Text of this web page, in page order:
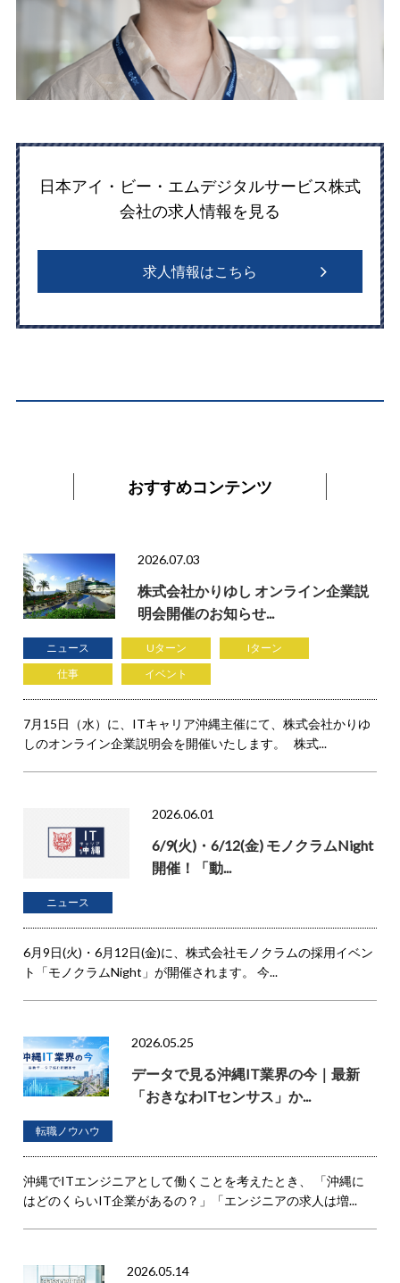
日本アイ・ビー・エムデジタルサービス株式
会社の求人情報を見る
求人情報はこちら
おすすめコンテンツ
2026.07.03
株式会社かりゆし オンライン企業説
明会開催のお知らせ...
ニュース Uターン
Iターン
仕事
イベント
7月15日（水）に、ITキャリア沖縄主催にて、株式会社かりゆ
しのオンライン企業説明会を開催いたします。 株式...
2026.06.01
6/9(火)・6/12(金) モノクラムNight
開催！「動...
ニュース
6月9日(火)・6月12日(金)に、株式会社モノクラムの採用イベン
ト「モノクラムNight」が開催されます。 今...
2026.05.25
データで見る沖縄IT業界の今｜最新
「おきなわITセンサス」か...
転職ノウハウ
沖縄でITエンジニアとして働くことを考えたとき、 「沖縄に
はどのくらいIT企業があるの？」「エンジニアの求人は増...
2026.05.14